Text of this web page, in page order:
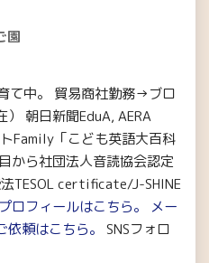
園
て中。 貿易商社勤務→ブロ
朝日新聞EduA, AERA
Family「こども英語大百科
から社団法人音読協会認定
TESOL certificate/J-SHINE
ロフィールはこちら。
メー
頼はこちら。
SNSフォロ